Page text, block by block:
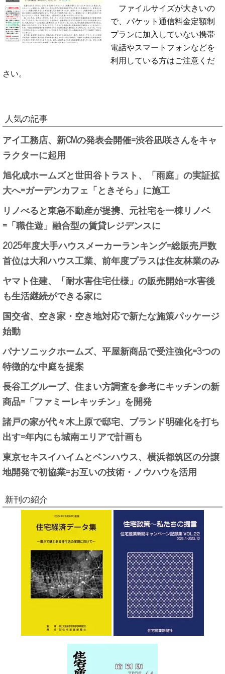
ファイルサイズが大きいの
で、パケット通信料金定額制
プランに加入していない携帯
電話やスマートフォンなどを
利用している方はご注意くだ
さい。
人気の記事
アイ工務店、新CMの発表会開催=渋谷凪咲さんをキャ
ラクターに起用
旭化成ホームズと世田谷トラスト、「雨庭」の実証拡
大へ=ガーデンカフェ「ときそら」に施工
リノべると東急不動産が提携、元社宅を一棟リノベ
=「職住遊」融合型の賃貸レジデンスに
2025年度大手ハウスメーカーランキング=総販売戸数
首位は大和ハウス工業、前年度プラスは住友林業のみ
ヤマト住建、「耐水害住宅仕様」の販売開始=水害後
も生活継続ができる家に
国交省、空き家・空き地対応で新たな施策パッケージ
始動
パナソニックホームズ、平屋新商品で受注強化=3つの
特徴的な中庭を提案
長谷工グループ、住まい方調査を参考にキッチンの新
商品=「ファミーレキッチン」を開発
諸戸の家が代々木上原で邸宅、ブランド明確化を打ち
出す=年内にも城南エリアで計画も
東京セキスイハイムとベンハウス、横浜都筑区の分譲
地開発で初協業=お互いの技術・ノウハウを活用
新刊の紹介